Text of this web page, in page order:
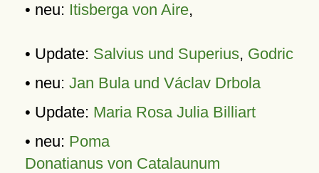
• neu: Itisberga von Aire,
• Update: Salvius und Superius, Godric
• neu: Jan Bula und Václav Drbola
• Update: Maria Rosa Julia Billiart
• neu: Poma
Donatianus von Catalaunum